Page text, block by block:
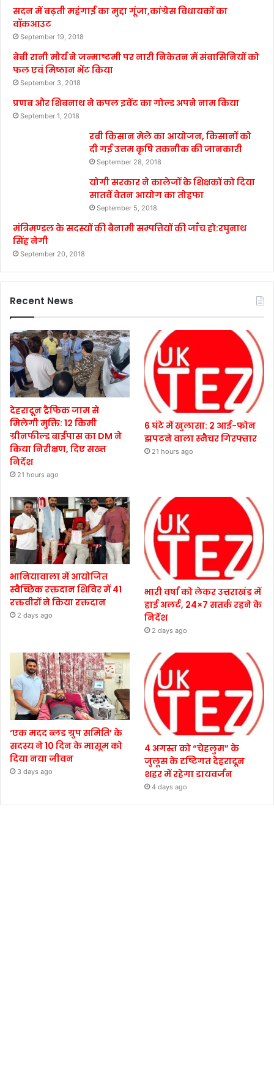
सदन में बढ़ती महंगाई का मुद्दा गूंजा,कांग्रेस विधायकों का
वॉकआउट
September 19, 2018
बेबी रानी मौर्य ने जन्माष्टमी पर नारी निकेतन में संवासिनियों को
फल एवं मिष्ठान भेंट किया
September 3, 2018
प्रणब और शिबनाथ ने कपल इवेंट का गोल्ड अपने नाम किया
September 1, 2018
रबी किसान मेले का आयोजन, किसानों को
दी गई उत्तम कृषि तकनीक की जानकारी
September 28, 2018
योगी सरकार ने कालेजों के शिक्षकों को दिया
सातवें वेतन आयोग का तोहफा
September 5, 2018
मंत्रिमण्डल के सदस्यों की बैनामी सम्पत्तियों की जाँच हो:रघुनाथ
सिंह नेगी
September 20, 2018
Recent News
देहरादून ट्रैफिक जाम से
मिलेगी मुक्ति: 12 किमी
ग्रीनफील्ड बाईपास का DM ने
किया निरीक्षण, दिए सख्त
निर्देश
21 hours ago
6 घंटे में खुलासा: 2 आई-फोन
झपटने वाला स्नैचर गिरफ्तार
21 hours ago
भानियावाला में आयोजित
स्वैच्छिक रक्तदान शिविर में 41
रक्तवीरों ने किया रक्तदान
2 days ago
भारी वर्षा को लेकर उत्तराखंड में
हाई अलर्ट, 24×7 सतर्क रहने के
निर्देश
2 days ago
‘एक मदद ब्लड ग्रुप समिति’ के
सदस्य ने 10 दिन के मासूम को
दिया नया जीवन
3 days ago
4 अगस्त को “चेहलुम” के
जुलूस के दृष्टिगत देहरादून
शहर में रहेगा डायवर्जन
4 days ago